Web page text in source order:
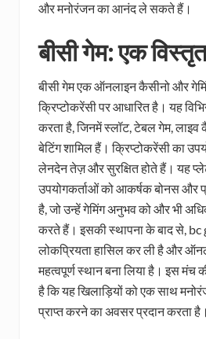
और मनोरंजन का आनंद ले सकते हैं।
बीसी गेम: एक
बीसी गेम एक ऑनलाइन कैसीनो और
क्रिप्टोकरेंसी पर आधारित है। यह
करता है, जिनमें स्लॉट, टेबल गेम, लाइव
बेटिंग शामिल हैं। क्रिप्टोकरेंसी का
लेनदेन तेज़ और सुरक्षित होते हैं। यह
उपयोगकर्ताओं को आकर्षक बोनस और
है, जो उन्हें गेमिंग अनुभव को और भी
करते हैं। इसकी स्थापना के बाद से, bc
लोकप्रियता हासिल कर ली है और
महत्वपूर्ण स्थान बना लिया है। इस
है कि यह खिलाड़ियों को एक साथ
प्राप्त करने का अवसर प्रदान करता है।